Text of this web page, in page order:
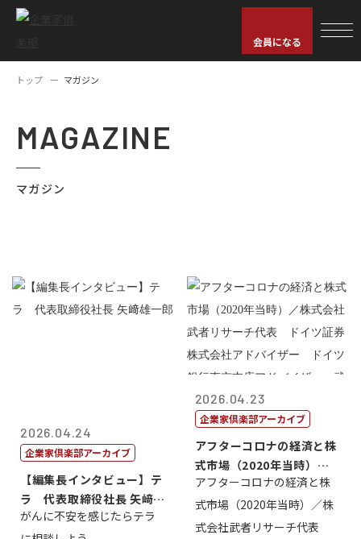
会員になる
トップ マガジン
MAGAZINE
マガジン
2026.04.24
企業家倶楽部アーカイブ
【編集長インタビュー】テ
ラ 代表取締役社長 矢﨑雄
一郎
がんに不安を感じたらテラ
2026.04.23
企業家倶楽部アーカイブ
アフターコロナの経済と株
式市場（2020年当時）／
株式会社武...
アフターコロナの経済と株
式市場（2020年当時）／株
式会社武者リサーチ代表